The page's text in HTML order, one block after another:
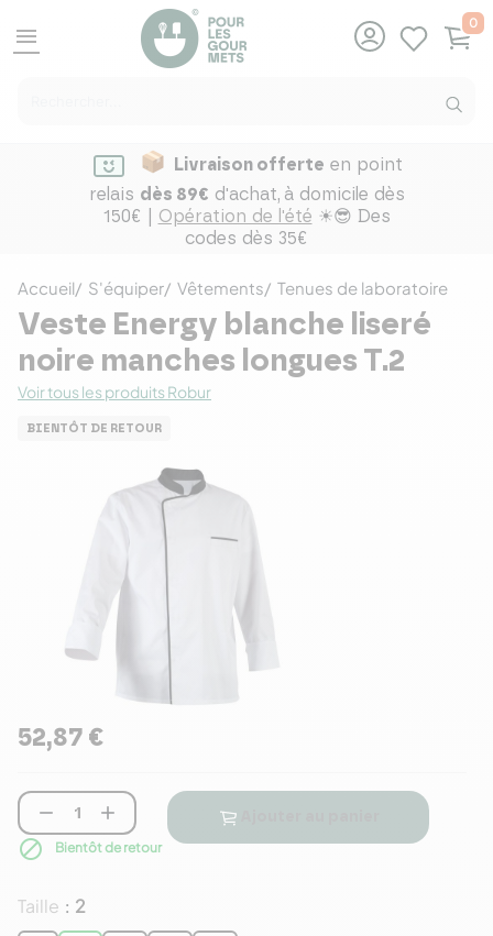
menu
0
Livraison offerte en point
relais dès 89€ d'achat, à domicile dès
150€ | Opération de l'été ☀😎 Des
codes dès 35€
Accueil S'équiper Vêtements Tenues de laboratoire
Veste Energy blanche liseré
noire manches longues T.2
Voir tous les produits Robur
BIENTÔT DE RETOUR
52,87 €
Taille : 2
 
 Bientôt de retour